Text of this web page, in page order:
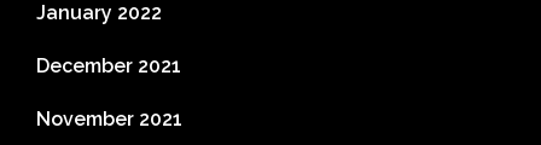
January 2022
December 2021
November 2021